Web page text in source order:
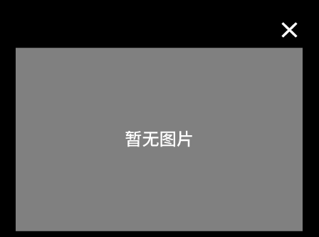
关于M+藏品